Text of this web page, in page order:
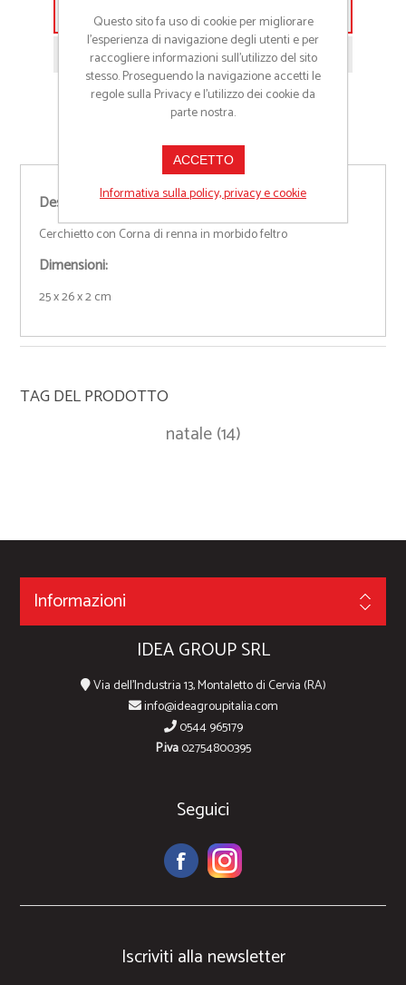
Aggiungi alla lista preventivo
Richiedi informazioni prodotto
Descrizione:
Cerchietto con Corna di renna in morbido feltro
Dimensioni:
25 x 26 x 2 cm
TAG DEL PRODOTTO
natale(14)
Informazioni
IDEA GROUP SRL
Via dell'Industria 13, Montaletto di Cervia (RA)
info@ideagroupitalia.com
0544 965179
P.iva02754800395
Seguici
Iscriviti alla newsletter
Questo sito fa uso di cookie per migliorare
l’esperienza di navigazione degli utenti e per
raccogliere informazioni sull’utilizzo del sito
stesso. Proseguendo la navigazione accetti le
regole sulla Privacy e l'utilizzo dei cookie da
parte nostra.
ACCETTO
Informativa sulla policy, privacy e cookie